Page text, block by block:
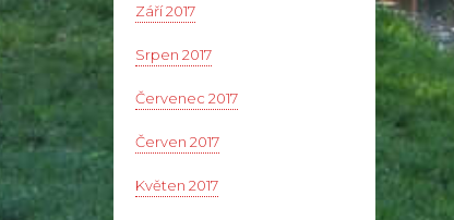
Září 2017
Srpen 2017
Červenec 2017
Červen 2017
Květen 2017